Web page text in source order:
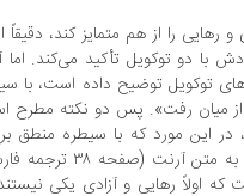
را از هم متمایز کند، دقیقاً
با دو توکویل تأکید می‌کند. اما
توکویل توضیح داده است، با
از میان رفت». پس دو نکته مطرح
در این مورد که با سیطره منطق
مضمون قانونی مفهوم آزادی از بین رفت. به متن
که اولاً رهایی و آزادی یکی